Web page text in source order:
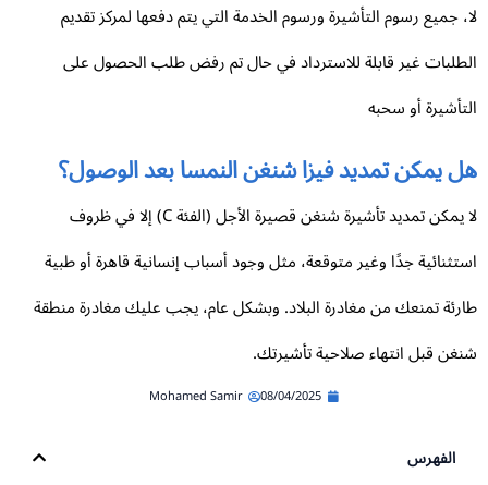
جميع رسوم التأشيرة ورسوم الخدمة التي يتم دفعها لمركز تقديم
غير قابلة للاسترداد في حال تم رفض طلب الحصول على
أو سحبه
يمكن تمديد فيزا شنغن النمسا بعد الوصول؟
لا يمكن تمديد تأشيرة شنغن قصيرة الأجل (الفئة C) إلا في ظروف
جدًا وغير متوقعة، مثل وجود أسباب إنسانية قاهرة أو طبية
تمنعك من مغادرة البلاد. وبشكل عام، يجب عليك مغادرة منطقة
قبل انتهاء صلاحية تأشيرتك.
08/04/2025
Mohamed Samir
الفهرس